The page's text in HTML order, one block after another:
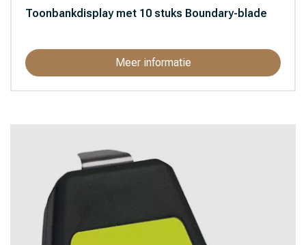
Toonbankdisplay met 10 stuks Boundary-blade
Meer informatie